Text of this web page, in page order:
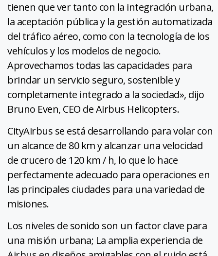
tienen que ver tanto con la integración urbana,
la aceptación pública y la gestión automatizada
del tráfico aéreo, como con la tecnología de los
vehículos y los modelos de negocio.
Aprovechamos todas las capacidades para
brindar un servicio seguro, sostenible y
completamente integrado a la sociedad», dijo
Bruno Even, CEO de Airbus Helicopters.
CityAirbus se está desarrollando para volar con
un alcance de 80 km y alcanzar una velocidad
de crucero de 120 km / h, lo que lo hace
perfectamente adecuado para operaciones en
las principales ciudades para una variedad de
misiones.
Los niveles de sonido son un factor clave para
una misión urbana; La amplia experiencia de